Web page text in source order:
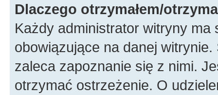
Dlaczego otrzymałem/
Każdy administrator witryny ma
obowiązujące na danej
zaleca zapoznanie się z nimi.
otrzymać ostrzeżenie. O